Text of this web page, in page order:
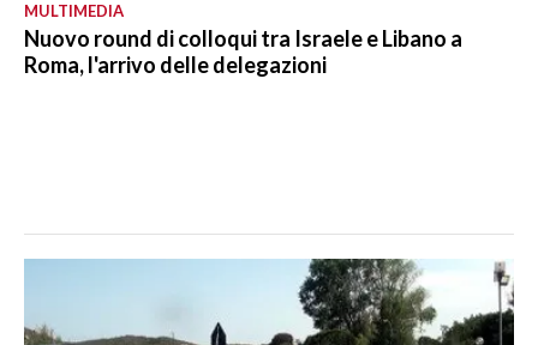
MULTIMEDIA
Nuovo round di colloqui tra Israele e Libano a
Roma, l'arrivo delle delegazioni